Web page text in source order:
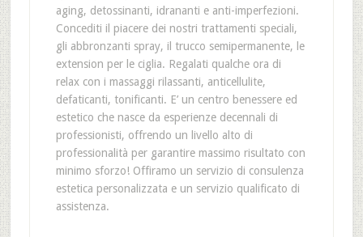
aging, detossinanti, idrananti e anti-imperfezioni.
Concediti il piacere dei nostri trattamenti speciali,
gli abbronzanti spray, il trucco semipermanente, le
extension per le ciglia. Regalati qualche ora di
relax con i massaggi rilassanti, anticellulite,
defaticanti, tonificanti. E’ un centro benessere ed
estetico che nasce da esperienze decennali di
professionisti, offrendo un livello alto di
professionalità per garantire massimo risultato con
minimo sforzo! Offiramo un servizio di consulenza
estetica personalizzata e un servizio qualificato di
assistenza.